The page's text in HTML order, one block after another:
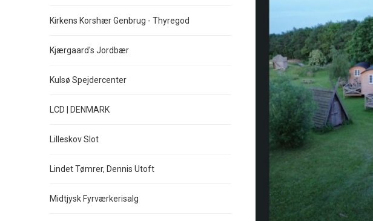
Kirkens Korshær Genbrug - Thyregod
Kjærgaard's Jordbær
Kulsø Spejdercenter
LCD | DENMARK
Lilleskov Slot
Lindet Tømrer, Dennis Utoft
Midtjysk Fyrværkerisalg